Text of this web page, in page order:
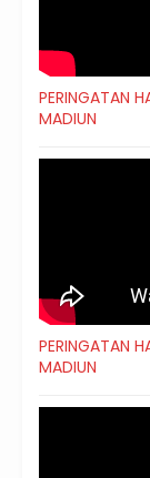
PERINGATAN
MADIUN
PERINGATAN
MADIUN